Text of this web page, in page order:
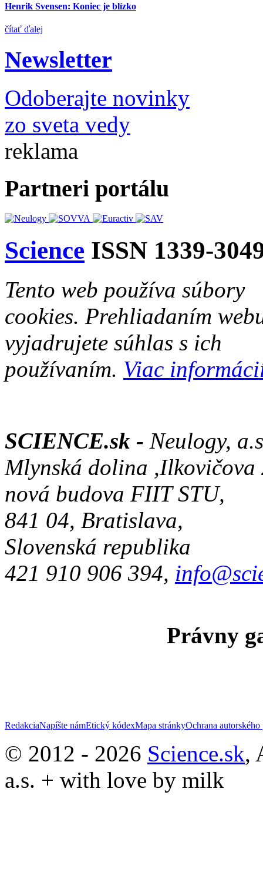
Henrik Svensen: Koniec je blízko
čítať ďalej
Newsletter
Odoberajte novinky
zo sveta vedy
reklama
Partneri portálu
Science ISSN 1339-
Tento web používa súbory
cookies. Prehliadaním
vyjadrujete súhlas s ich
používaním. Viac
SCIENCE.sk - Neulogy,
Mlynská dolina ,Ilkovičova
nová budova FIIT STU,
841 04, Bratislava,
Slovenská republika
421 910 906 394,
Právny
RedakciaNapíšte námEtický kódexMapa stránkyOchrana autorského
© 2012 - 2026 Science.sk,
a.s. + with love by milk